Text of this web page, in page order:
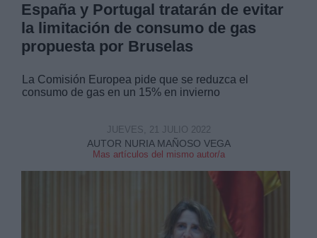
España y Portugal tratarán de evitar
la limitación de consumo de gas
propuesta por Bruselas
La Comisión Europea pide que se reduzca el
consumo de gas en un 15% en invierno
AUTOR NURIA MAÑOSO VEGA
Mas artículos del mismo autor/a
JUEVES, 21 JULIO 2022